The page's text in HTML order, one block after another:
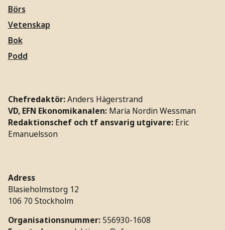
Börs
Vetenskap
Bok
Podd
Chefredaktör:Anders Hägerstrand
VD, EFN Ekonomikanalen: Maria Nordin Wessman
Redaktionschef och tf ansvarig utgivare: Eric
Emanuelsson
Adress
Blasieholmstorg 12
106 70 Stockholm
Organisationsnummer: 556930-1608